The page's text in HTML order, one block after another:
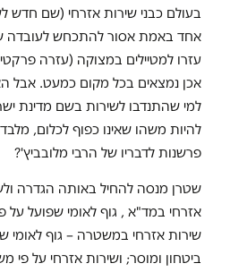
בעולם כבני שירות אזרחי (שם חדש
אחד באמת אסור להתכחש לעובדה
עזרו למטיילים במצוקה (עזרה
אכן נמצאים בכל מקום כמעט. אבל
למי שהתנדבו לשירות בשם מדינת
להיות משהו שאינו כפוף לכלום,
פרשנות לדבריו של הרבי מלובביץ'?
שטרן מנסה להחיל באותה הגדרה
אזרחי במד"א , גוף לאומי שפועל על
שירות אזרחי במשטרה – גוף לאומי
ביטחון ומוסר; ושירות אזרחי על פי